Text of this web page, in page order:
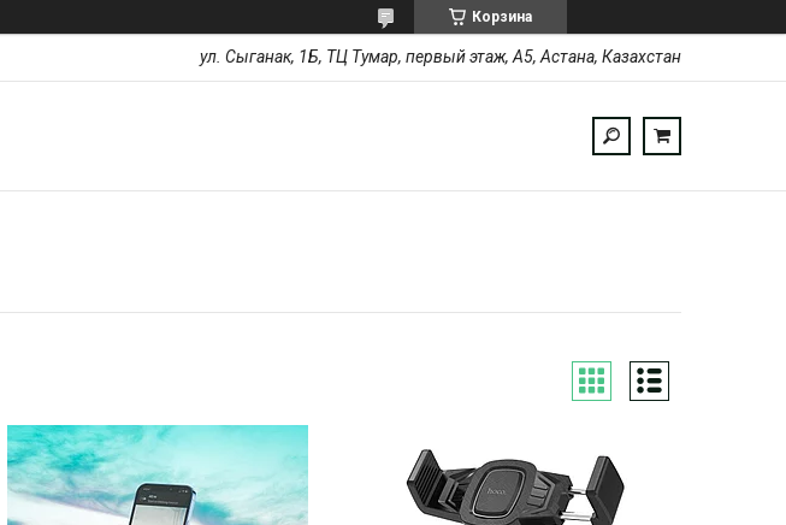
Корзина
ул. Сыганак, 1Б, ТЦ Тумар, первый этаж, А5, Астана, Казахстан